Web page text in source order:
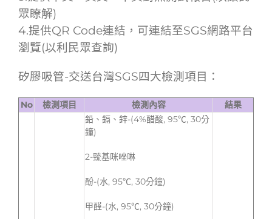
眾瞭解)
4.提供QR Code連結，可連結至SGS網路平台
瀏覽(以利民眾查詢)
矽膠吸管-交送台灣SGS四大檢測項目：
No 檢測項目 檢測內容 結果
鉛、鎘、鋅-(4%醋酸, 95℃, 30分
鐘)
2-巰基咪唑啉
酚-(水, 95℃, 30分鐘)
甲醛-(水, 95℃, 30分鐘)